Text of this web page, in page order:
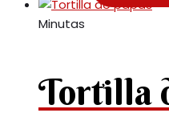
Minutas
Tortilla